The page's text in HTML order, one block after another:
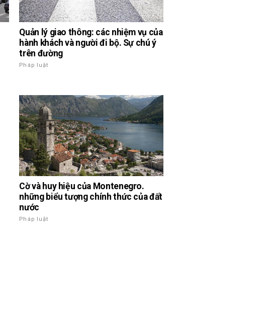
Quản lý giao thông: các nhiệm vụ của
hành khách và người đi bộ. Sự chú ý
trên đường
Pháp luật
Cờ và huy hiệu của Montenegro.
những biểu tượng chính thức của đất
nước
Pháp luật